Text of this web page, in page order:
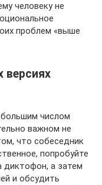
человеку не
проблем «выше
версиях
числом
важном не
что собеседник
попробуйте
диктофон, а затем
и обсудить